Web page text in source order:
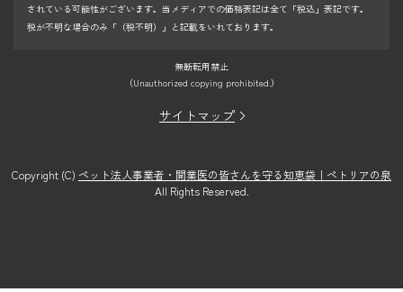
されている可能性がございます。当メディアでの価格表記は全て「税込」表記です。
税が不明な場合のみ「（税不明）」と記載をいれております。
無断転用禁止
（Unauthorized copying prohibited.）
サイトマップ
Copyright (C) ペット法人事業者・開業医の皆さんを守る知恵袋｜ペトリアの泉
All Rights Reserved.